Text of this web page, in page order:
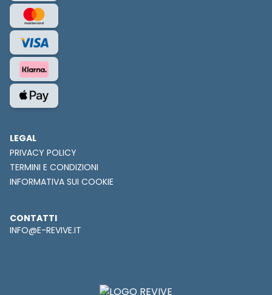
LEGAL
PRIVACY POLICY
TERMINI E CONDIZIONI
INFORMATIVA SUI COOKIE
CONTATTI
INFO@E-REVIVE.IT